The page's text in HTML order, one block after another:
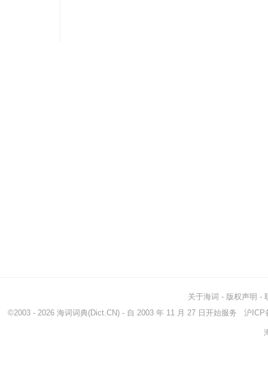
关于海词 - 版权声明 -
©2003 - 2026 海词词典(Dict.CN) - 自 2003 年 11 月 27 日开始服务 沪ICP